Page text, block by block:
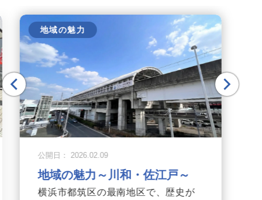
地域の魅力
公開日： 2026.02.09
地域の魅力～川和・佐江戸～
横浜市都筑区の最南地区で、歴史が